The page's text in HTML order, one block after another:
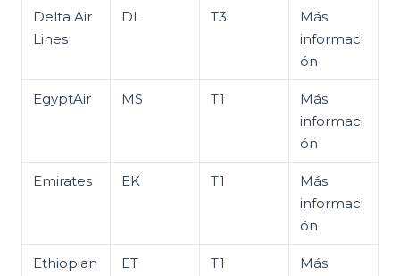
Delta Air
Lines
DL T3
Más
informaci
ón
EgyptAir MS T1
Más
informaci
ón
Emirates EK T1
Más
informaci
ón
Ethiopian
ET T1
Más